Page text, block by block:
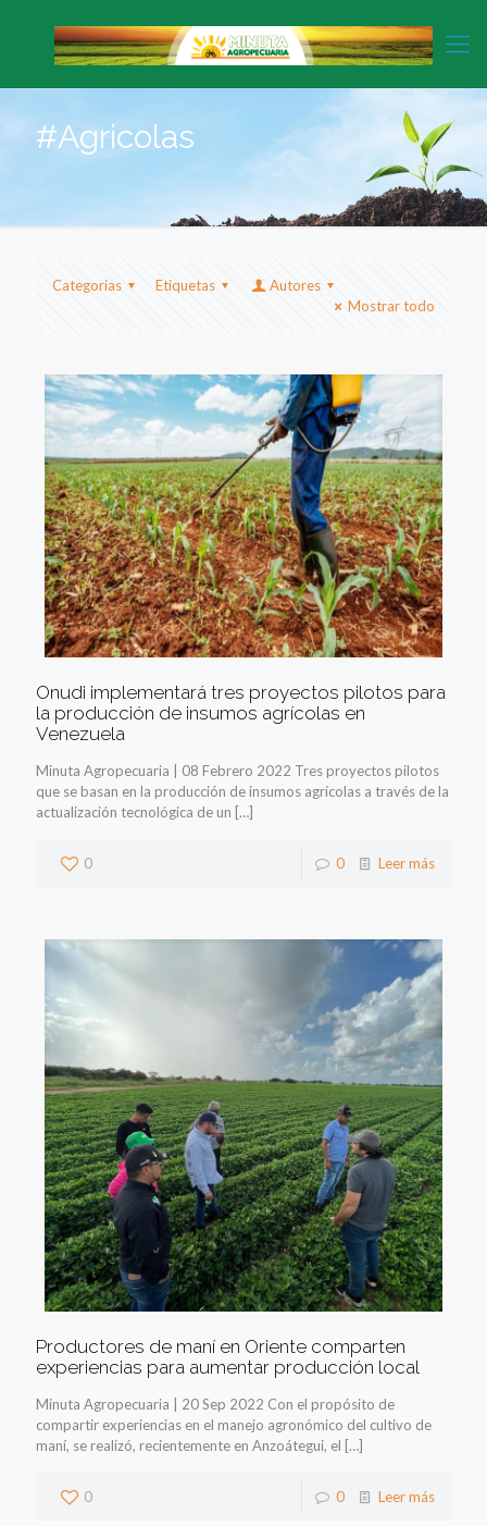
#Agricolas
Categorias Etiquetas
Autores
Mostrar todo
Onudi implementará tres proyectos pilotos para
la producción de insumos agrícolas en
Venezuela
Minuta Agropecuaria | 08 Febrero 2022 Tres proyectos pilotos
que se basan en la producción de insumos agrícolas a través de la
actualización tecnológica de un […]
0 0 Leer más
Productores de maní en Oriente comparten
experiencias para aumentar producción local
Minuta Agropecuaria | 20 Sep 2022 Con el propósito de
compartir experiencias en el manejo agronómico del cultivo de
maní, se realizó, recientemente en Anzoátegui, el […]
0 0 Leer más